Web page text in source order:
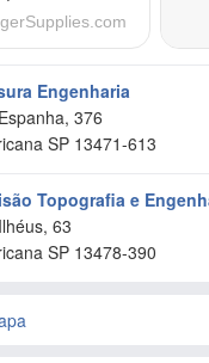
Engenharia
376
SP 13471-613
Topografia e
63
SP 13478-390